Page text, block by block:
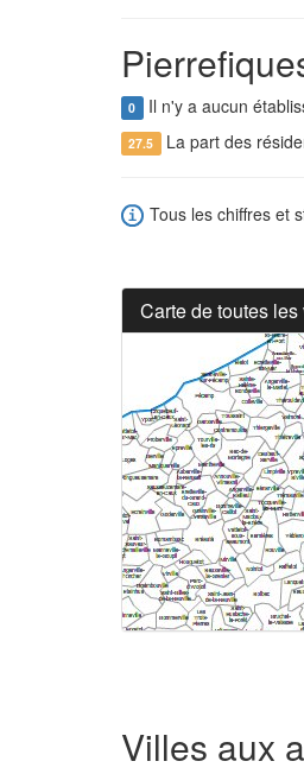
0 Il n'y a aucun
27.5 La part des
Tous les chiffres et
Carte de toutes
Villes aux